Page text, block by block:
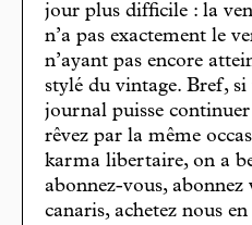
jour plus difficile : la
n’a pas exactement le
n’ayant pas encore
stylé du vintage. Bref, si
journal puisse
rêvez par la même
karma libertaire, on a
abonnez-vous, abonnez
canaris, achetez nous